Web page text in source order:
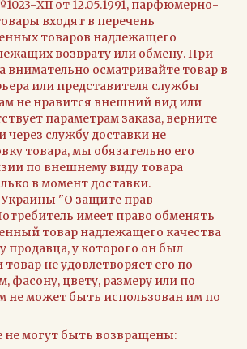
XII от 12.05.1991, парфюмерно-
входят в перечень
товаров надлежащего
возврату или обмену. При
внимательно осматривайте товар в
или представителя службы
не нравится внешний вид или
параметрам заказа, верните
через службу доставки не
товара, мы обязательно его
по внешнему виду товара
в момент доставки.
Украины "О защите прав
имеет право обменять
товар надлежащего качества
продавца, у которого он был
товар не удовлетворяет его по
фасону, цвету, размеру или по
не может быть использован им по
не могут быть возвращены: